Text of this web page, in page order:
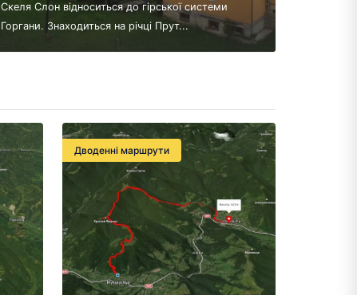
Скеля Слон відноситься до гірської системи
Горгани. Знаходиться на річці Прут...
Дводенні маршрути